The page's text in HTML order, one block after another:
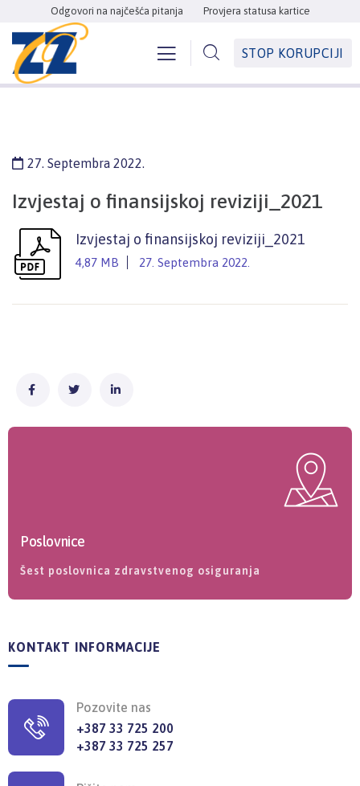
Odgovori na najčešća pitanja Provjera statusa kartice
STOP KORUPCIJI
27. Septembra 2022.
Izvjestaj o finansijskoj reviziji_2021
Izvjestaj o finansijskoj reviziji_2021
4,87 MB 27. Septembra 2022.
Poslovnice
Šest poslovnica zdravstvenog osiguranja
KONTAKT INFORMACIJE
Pozovite nas
+387 33 725 200
+387 33 725 257